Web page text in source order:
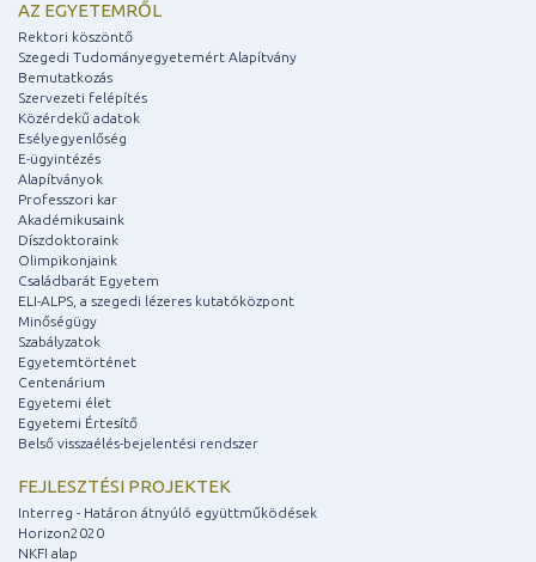
AZ EGYETEMRŐL
Rektori köszöntő
Szegedi Tudományegyetemért Alapítvány
Bemutatkozás
Szervezeti felépítés
Közérdekű adatok
Esélyegyenlőség
E-ügyintézés
Alapítványok
Professzori kar
Akadémikusaink
Díszdoktoraink
Olimpikonjaink
Családbarát Egyetem
ELI-ALPS, a szegedi lézeres kutatóközpont
Minőségügy
Szabályzatok
Egyetemtörténet
Centenárium
Egyetemi élet
Egyetemi Értesítő
Belső visszaélés-bejelentési rendszer
FEJLESZTÉSI PROJEKTEK
Interreg - Határon átnyúló együttműködések
Horizon2020
NKFI alap